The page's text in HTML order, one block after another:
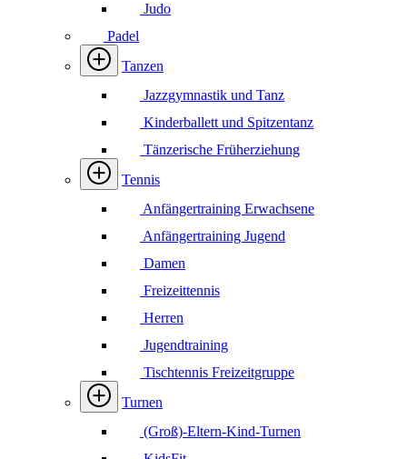
Judo
Padel
Tanzen
Jazzgymnastik und Tanz
Kinderballett und Spitzentanz
Tänzerische Früherziehung
Tennis
Anfängertraining Erwachsene
Anfängertraining Jugend
Damen
Freizeittennis
Herren
Jugendtraining
Tischtennis Freizeitgruppe
Turnen
(Groß)-Eltern-Kind-Turnen